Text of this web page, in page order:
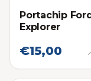
Portachip
Explorer
€15,00